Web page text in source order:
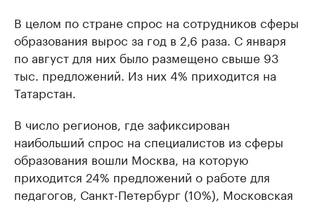
В целом по стране спрос на сотрудников сферы
образования вырос за год в 2,6 раза. С января
по август для них было размещено свыше 93
тыс. предложений. Из них 4% приходится на
Татарстан.
В число регионов, где зафиксирован
наибольший спрос на специалистов из сферы
образования вошли Москва, на которую
приходится 24% предложений о работе для
педагогов, Санкт-Петербург (10%), Московская